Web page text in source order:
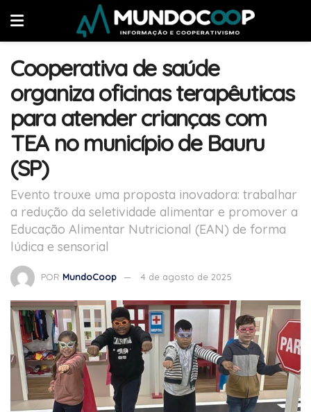
Cooperativa de saúde
organiza oficinas terapêuticas
para atender crianças com
TEA no município de Bauru
(SP)
Evento trouxe uma proposta inovadora: trabalhar
a redução da seletividade alimentar e promover a
Educação Alimentar Nutricional (EAN) de forma
lúdica e sensorial
POR MundoCoop 4 de agosto de 2025